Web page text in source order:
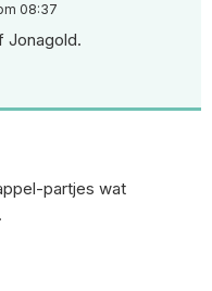
08:37
Jonagold.
partjes wat